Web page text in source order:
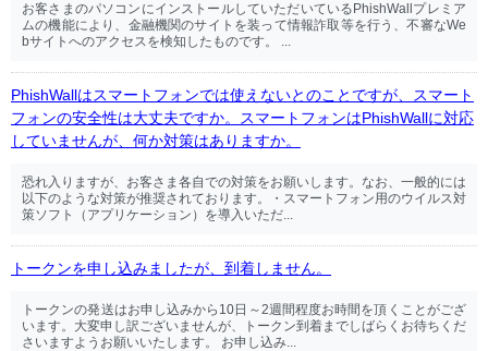
お客さまのパソコンにインストールしていただいているPhishWallプレミア
ムの機能により、金融機関のサイトを装って情報詐取等を行う、不審なWe
bサイトへのアクセスを検知したものです。 ...
PhishWallはスマートフォンでは使えないとのことですが、スマート
フォンの安全性は大丈夫ですか。スマートフォンはPhishWallに対応
していませんが、何か対策はありますか。
恐れ入りますが、お客さま各自での対策をお願いします。なお、一般的には
以下のような対策が推奨されております。・スマートフォン用のウイルス対
策ソフト（アプリケーション）を導入いただ...
トークンを申し込みましたが、到着しません。
トークンの発送はお申し込みから10日～2週間程度お時間を頂くことがござ
います。大変申し訳ございませんが、トークン到着までしばらくお待ちくだ
さいますようお願いいたします。 お申し込み...